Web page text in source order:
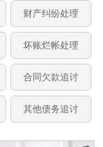
财产纠纷处理
坏账烂帐处理
合同欠款追讨
其他债务追讨